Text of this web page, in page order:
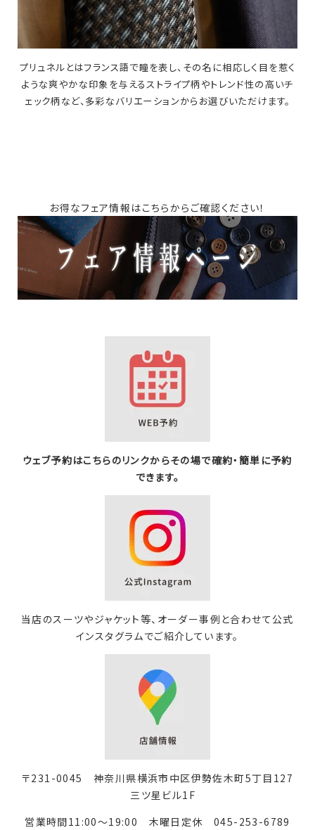
プリュネルとはフランス語で瞳を表し、その名に相応しく目を惹く
ような爽やかな印象を与えるストライプ柄やトレンド性の高いチ
ェック柄など、多彩なバリエーションからお選びいただけます。
お得なフェア情報はこちらからご確認ください！
ウェブ予約はこちらのリンクからその場で確約・簡単に予約
できます。
当店のスーツやジャケット等、オーダー事例と合わせて公式
インスタグラムでご紹介しています。
〒231-0045 神奈川県横浜市中区伊勢佐木町5丁目127
三ツ星ビル1F
営業時間11:00～19:00 木曜日定休 045-253-6789